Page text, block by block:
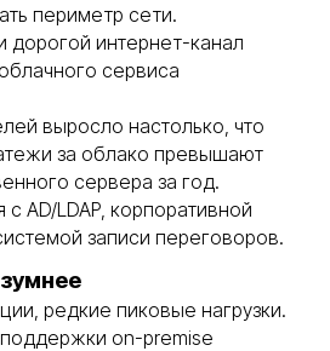
периметр сети.
дорогой интернет-канал
сервиса
выросло настолько, что
за облако превышают
сервера за год.
AD/LDAP, корпоративной
записи переговоров.
редкие пиковые нагрузки.
on-premise
риски
на
и мы
в